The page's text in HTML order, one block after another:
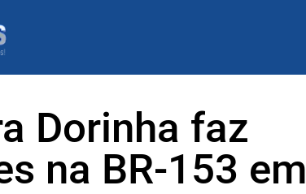
Dorinha faz
na BR-153 em